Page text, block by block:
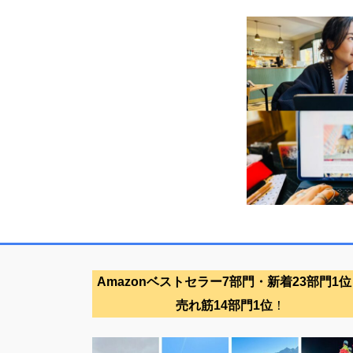
Amazonベストセラー7部門・新着23部門1
売れ筋14部門1位！